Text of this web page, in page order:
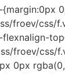
froev/
froev/css/
0px